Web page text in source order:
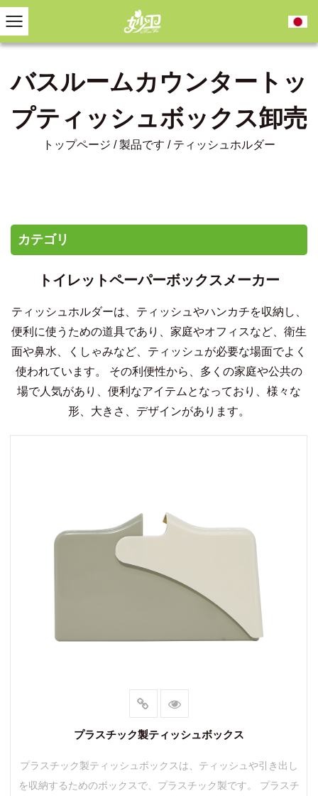
バスルームカウンタートッ
プティッシュボックス卸売
トップページ /製品です / ティッシュホルダー
カテゴリ
トイレットペーパーボックスメーカー
ティッシュホルダーは、ティッシュやハンカチを収納し、
便利に使うための道具であり、家庭やオフィスなど、衛生
面や鼻水、くしゃみなど、ティッシュが必要な場面でよく
使われています。 その利便性から、多くの家庭や公共の
場で人気があり、便利なアイテムとなっており、様々な
形、大きさ、デザインがあります。
プラスチック製ティッシュボックス
プラスチック製ティッシュボックスは、ティッシュや引き出し
を収納するためのボックスで、プラスチック製です。 プラスチ